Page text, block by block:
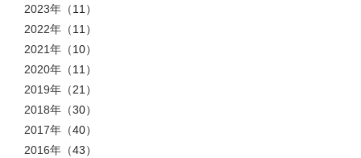
2023年 （11）
2022年 （11）
2021年 （10）
2020年 （11）
2019年 （21）
2018年 （30）
2017年 （40）
2016年 （43）